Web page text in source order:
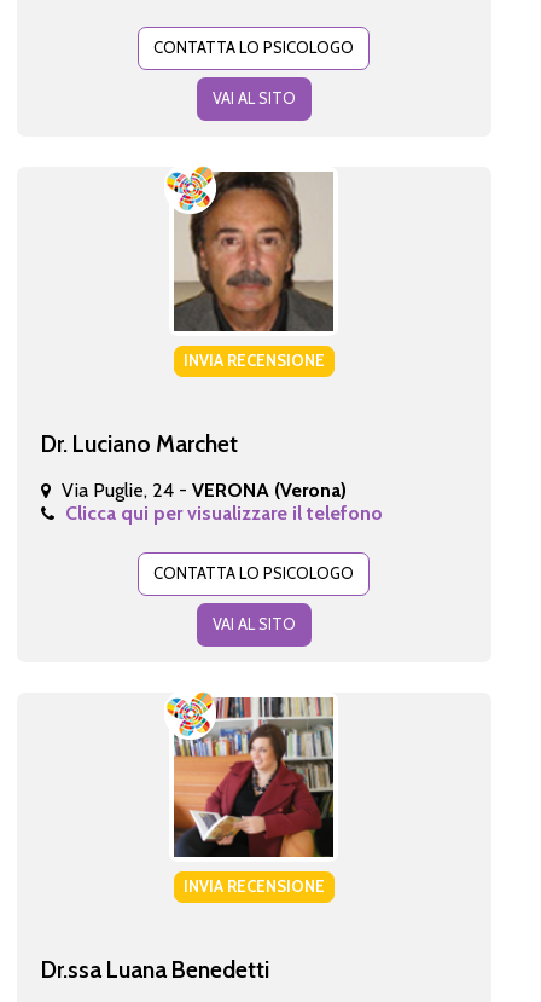
CONTATTA LO PSICOLOGO
VAI AL SITO
INVIA RECENSIONE
Dr. Luciano Marchet
Via Puglie, 24 - VERONA (Verona)
Clicca qui per visualizzare il telefono
CONTATTA LO PSICOLOGO
VAI AL SITO
INVIA RECENSIONE
Dr.ssa Luana Benedetti